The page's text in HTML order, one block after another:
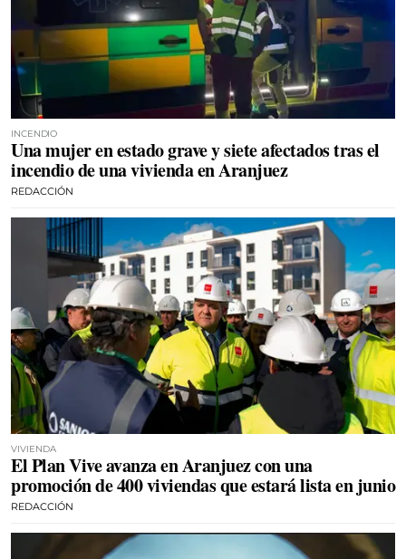
INCENDIO
Una mujer en estado grave y siete afectados tras el
incendio de una vivienda en Aranjuez
REDACCIÓN
VIVIENDA
El Plan Vive avanza en Aranjuez con una
promoción de 400 viviendas que estará lista en junio
REDACCIÓN